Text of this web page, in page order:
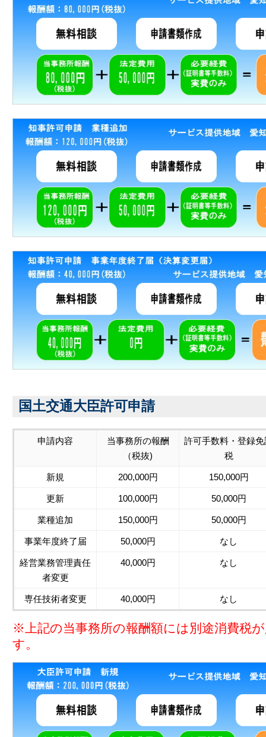
国土交通大臣許可申請
申請内容
当事務所の報酬
（税抜)
許可手数料・登録免
税
新規 200,000円 150,000円
更新 100,000円 50,000円
業種追加 150,000円 50,000円
事業年度終了届 50,000円 なし
経営業務管理責任
者変更
40,000円 なし
専任技術者変更 40,000円 なし
※上記の当事務所の報酬額には別途消費税
す。